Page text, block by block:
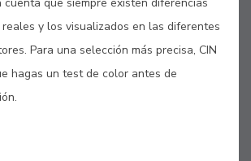
que siempre existen diferencias
y los visualizados en las diferentes
Para una selección más precisa, CIN
hagas un test de color antes de